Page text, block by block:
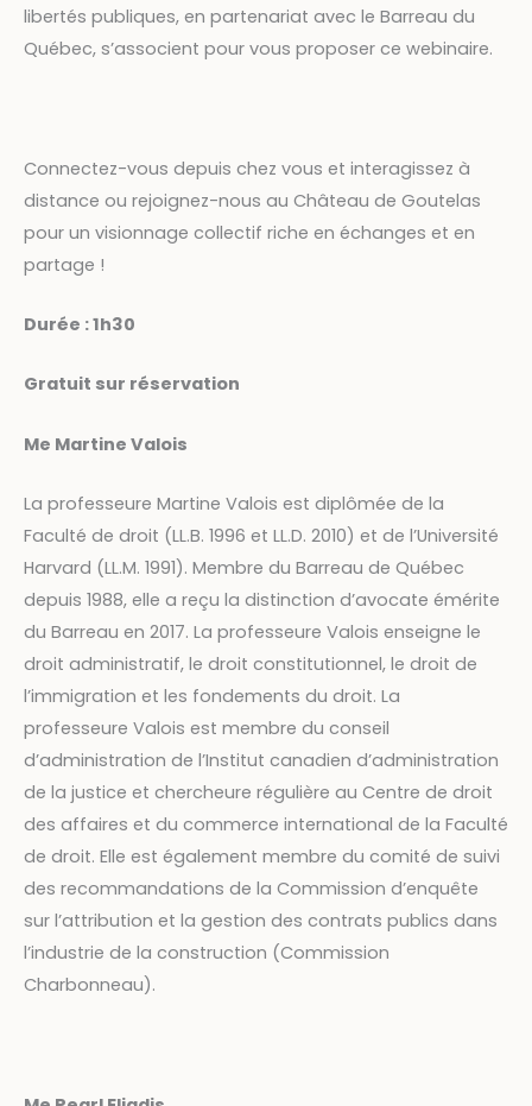
libertés publiques, en partenariat avec le Barreau du
Québec, s’associent pour vous proposer ce webinaire.
Connectez-vous depuis chez vous et interagissez à
distance ou rejoignez-nous au Château de Goutelas
pour un visionnage collectif riche en échanges et en
partage !
Durée : 1h30
Gratuit sur réservation
Me Martine Valois
La professeure Martine Valois est diplômée de la
Faculté de droit (LL.B. 1996 et LL.D. 2010) et de l’Université
Harvard (LL.M. 1991). Membre du Barreau de Québec
depuis 1988, elle a reçu la distinction d’avocate émérite
du Barreau en 2017. La professeure Valois enseigne le
droit administratif, le droit constitutionnel, le droit de
l’immigration et les fondements du droit. La
professeure Valois est membre du conseil
d’administration de l’Institut canadien d’administration
de la justice et chercheure régulière au Centre de droit
des affaires et du commerce international de la Faculté
de droit. Elle est également membre du comité de suivi
des recommandations de la Commission d’enquête
sur l’attribution et la gestion des contrats publics dans
l’industrie de la construction (Commission
Charbonneau).